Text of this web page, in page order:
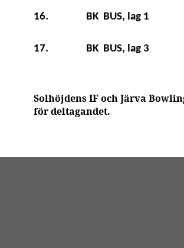
16. BK BUS, lag 1
17. BK BUS, lag 3
Solhöjdens IF och Järva
för deltagandet.